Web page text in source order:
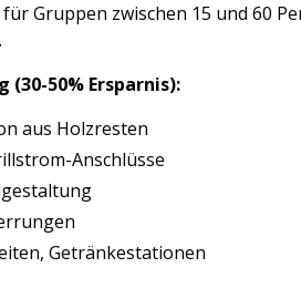
Gruppen zwischen 15 und 60
50% Ersparnis):
aus Holzresten
Anschlüsse
Getränkestationen